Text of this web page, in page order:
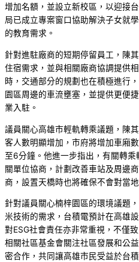
增加名額，並設立新校區，以迎接
局已成立專案窗口協助解決子女就
的教育需求。
針對進駐廠商的短期停留員工，陳
住宿需求，並與相關廠商協調提供
時，交通部分的規劃也在積極進行
園區周邊的車流壅塞，並提供更便
業入駐。
議員關心高雄市輕軌轉乘議題，陳
客人數明顯增加，市府將增加車廂
至6分鐘。他進一步指出，有關轉
關單位協商，計劃改善車站及周邊
商，設置天橋時也將確保不會對當
針對議員關心楠梓園區的環境議題
米技術的需求，台積電預計在高雄
對ESG社會責任亦非常重視，不僅
相關社區基金會關注社區發展和公
密合作，共同讓高雄市民受益於台